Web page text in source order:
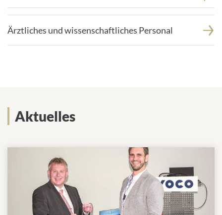
Ärztliches und wissenschaftliches Personal
Aktuelles